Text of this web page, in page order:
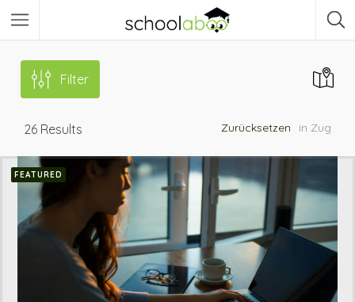
Filter
26 Results in Zug
Zurücksetzen
FEATURED